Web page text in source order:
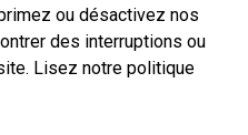
ou désactivez nos
des interruptions ou
Lisez notre politique